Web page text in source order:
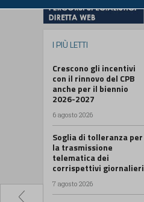
I PIÙ LETTI
Crescono gli incentivi
con il rinnovo del CPB
anche per il biennio
2026-2027
6 agosto 2026
Soglia di tolleranza per
la trasmissione
telematica dei
corrispettivi giornalieri
7 agosto 2026